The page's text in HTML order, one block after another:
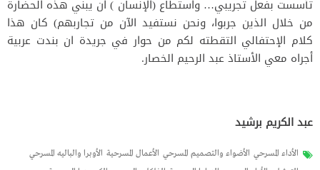
تأسست بفعل تجريبي… واستطاع (الإنسان ) ان يبني هذه الحضارة
من خلال الذين جربوا، ونحن نستفيد الآن من تجاربهم) كان هذا
كلام الإحتفالي التقطته لكم من حوار في جريدة ان بندت عربية
أجراه معي الأستاذ عبد الرحيم الخصار.
عبد الكريم برشيد
الأداء المسرحي الأضواء والتصميم المسرحي الأعمال المسرحية الأوبرا والباليه المسرحي